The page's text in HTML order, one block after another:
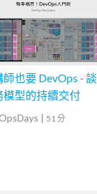
師也要 DevOps - 談
模型的持續交付
| 51 分